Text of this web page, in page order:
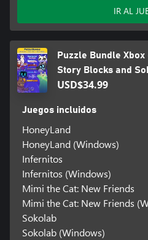
IR AL
Puzzle Bundle
Story Blocks and
USD$34.99
Juegos incluidos
HoneyLand
HoneyLand (Windows)
Infernitos
Infernitos (Windows)
Mimi the Cat: New Friends
Mimi the Cat: New Friends
Sokolab
Sokolab (Windows)